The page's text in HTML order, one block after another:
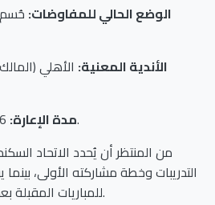
الوضع الحالي للمفاوضات: حُسم
الأندية المعنية: الأهلي
مدة الإعارة:6 أشهر (حتى نهاية الموسم).
من المنتظر أن يُحدد الاتحاد
التدريبات وخطة مشاركته الأولى، بينما
للمباريات المقبلة بعد إغلاق ملف الإعارة رسميًا.